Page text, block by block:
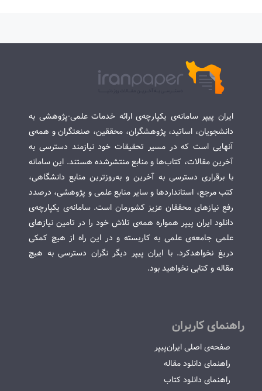
ایران پیپر سامانه‌ی یکپارچه‌ی ارائه خدمات علمی-پژوهشی به
دانشجویان، اساتید، پژوهشگران، محققین، صنعتگران و همه‌ی
آنهایی است که در مسیر تحقیقات خود نیازمند دسترسی به
آخرین مقالات، کتاب‌ها و منابع منتشرشده هستند. این سامانه
با برقراری دسترسی به آخرین و به‌روزترین منابع دانشگاهی،
کتب مرجع، استانداردها و سایر منابع علمی و پژوهشی، درصدد
رفع نیازهای محققان عزیز کشورمان است. سامانه‌ی یکپارچه‌ی
دانلود ایران پیپر همواره همه‌ی تلاش خود را در تامین نیازهای
علمی جامعه‌ی علمی به کاربسته و در این راه از هیچ کمکی
دریغ نخواهدکرد. با ایران پیپر دیگر نگران دسترسی به هیچ
مقاله و کتابی نخواهید بود.
راهنمای کاربران
صفحه‌ی اصلی ایران‌پیپر
راهنمای دانلود مقاله
راهنمای دانلود کتاب